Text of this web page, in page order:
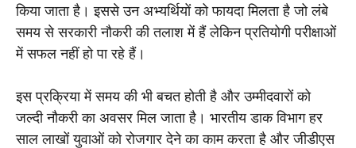
किया जाता है। इससे उन अभ्यर्थियों को फायदा मिलता है जो लंबे
समय से सरकारी नौकरी की तलाश में हैं लेकिन प्रतियोगी परीक्षाओं
में सफल नहीं हो पा रहे हैं।
इस प्रक्रिया में समय की भी बचत होती है और उम्मीदवारों को
जल्दी नौकरी का अवसर मिल जाता है। भारतीय डाक विभाग हर
साल लाखों युवाओं को रोजगार देने का काम करता है और जीडीएस